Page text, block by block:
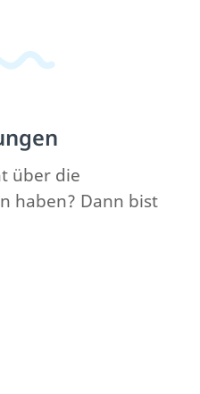
über die
haben? Dann bist